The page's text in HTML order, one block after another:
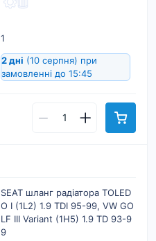
1
2 дні (10 серпня) при
замовленні до 15:45
SEAT шланг радіатора TOLED
O I (1L2) 1.9 TDI 95-99, VW GO
LF III Variant (1H5) 1.9 TD 93-9
9